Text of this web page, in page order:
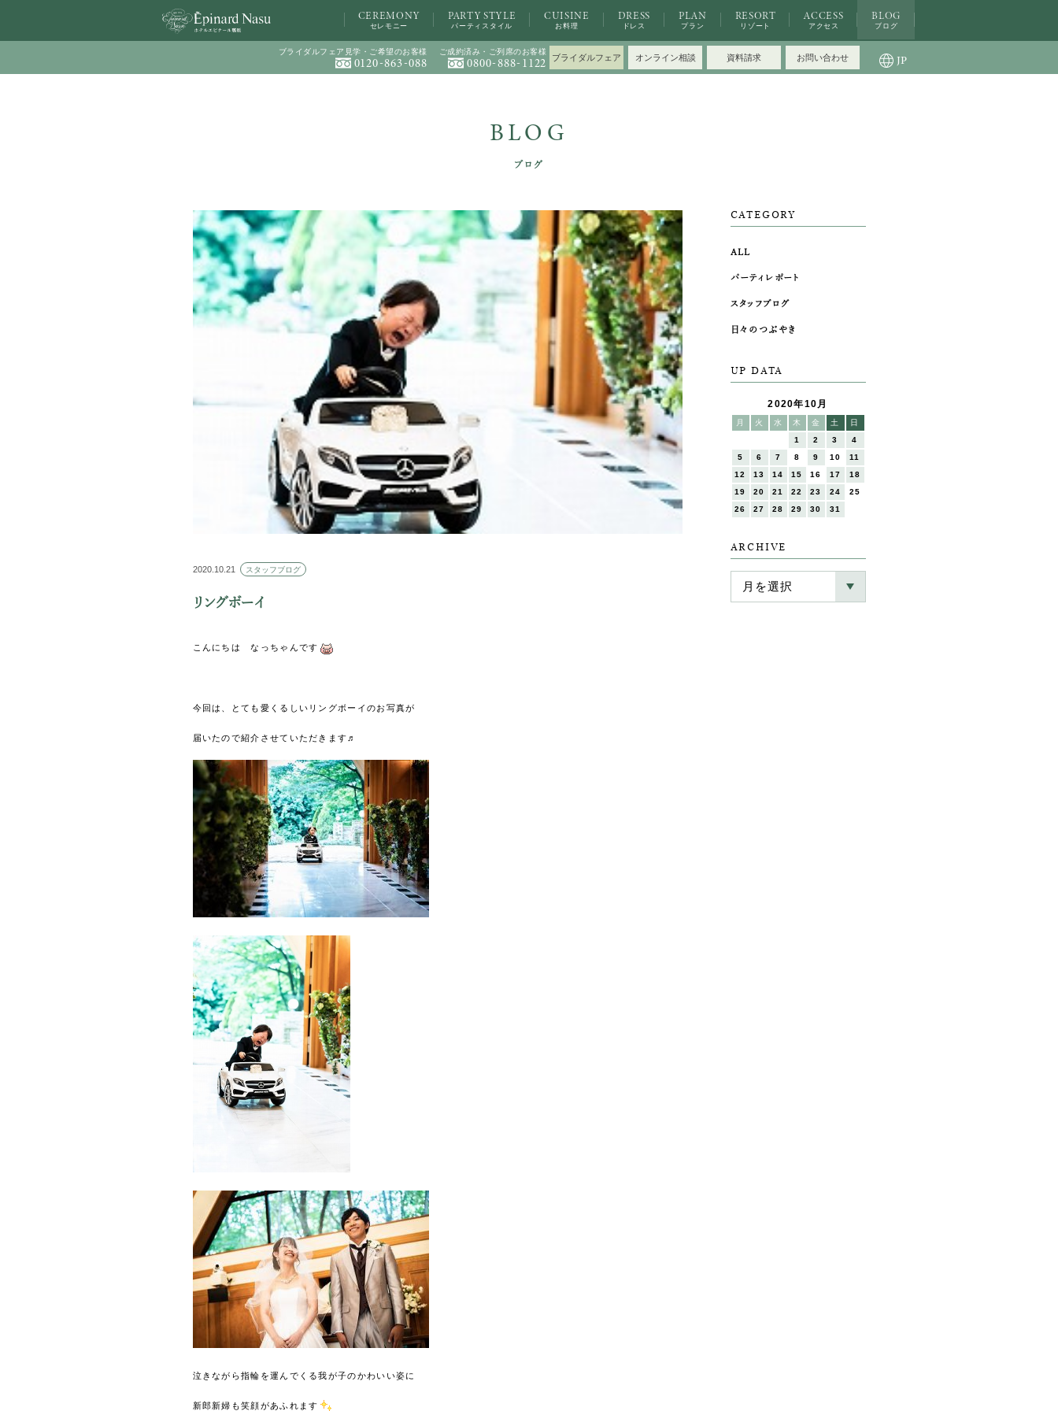
ブライダルフェア見学・ご希望のお客様
0120-863-088
ご成約済み・ご列席のお客様
0800-888- 1122 ブライダルフェア オンライン相談 資料請求 お問い合わせ JP
CEREMONY
セレモニー
PARTY STYLE
パーティスタイル
CUISINE
お料理
DRESS
ドレス
PLAN
プラン
RESORT
リゾート
ACCESS
アクセス
BLOG
ブログ
（火・水 定休日）
お問い合わせ
メニューを閉じる
BLOG
ブログ
2020.10.21 スタッフブログ
リングボーイ
こんにちは なっちゃんです
今回は、とても愛くるしいリングボーイのお写真が
届いたので紹介させていただきます♬
泣きながら指輪を運んでくる我が子のかわいい姿に
新郎新婦も笑顔があふれます
CATEGORY
ALL
パーティレポート
スタッフブログ
日々のつぶやき
UP DATA
2020年10月
月 火 水 木 金 土
日
1
2 3
4
5
6 7 8 9 10
11
12
13 14 15 16 17
18
19
20 21 22 23 24
25
26
27 28 29 30 31
ARCHIVE